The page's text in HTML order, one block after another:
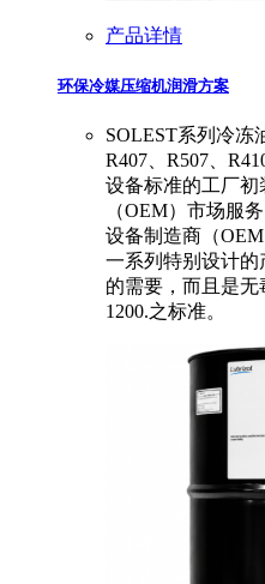
产品详情
环保冷媒压缩机润滑方案
SOLEST系列冷冻
R407、R507、
设备标准的工厂
（OEM）市场服
设备制造商（
一系列特别设计
的需要，而且是无
1200.之标准。